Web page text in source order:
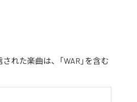
れた楽曲は、「WAR」を含む